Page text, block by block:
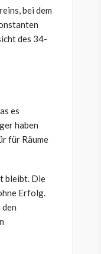
bei dem
des 34-
es
haben
für Räume
bleibt. Die
Erfolg.